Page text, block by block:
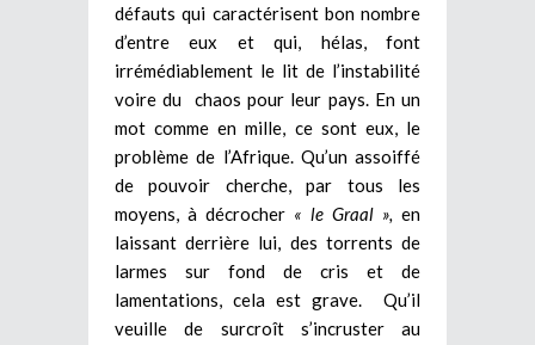
défauts qui caractérisent bon nombre
d’entre eux et qui, hélas, font
irrémédiablement le lit de l’instabilité
voire du chaos pour leur pays. En un
mot comme en mille, ce sont eux, le
problème de l’Afrique. Qu’un assoiffé
de pouvoir cherche, par tous les
moyens, à décrocher « le Graal », en
laissant derrière lui, des torrents de
larmes sur fond de cris et de
lamentations, cela est grave. Qu’il
veuille de surcroît s’incruster au